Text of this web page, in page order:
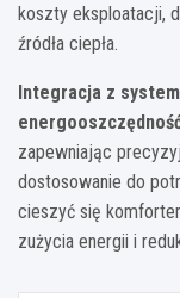
koszty eksploatacji,
źródła ciepła.
Integracja z
zapewniając
dostosowanie do
cieszyć się
zużycia energii i